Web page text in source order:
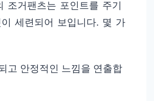
조거팬츠는 포인트를 주기
세련되어 보입니다. 몇 가
고 안정적인 느낌을 연출합